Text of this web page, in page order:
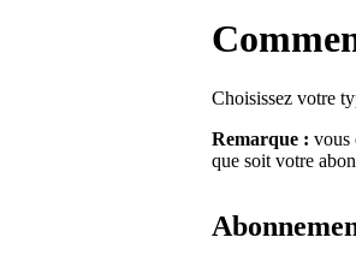
Choisissez votre
Remarque : vous
que soit votre